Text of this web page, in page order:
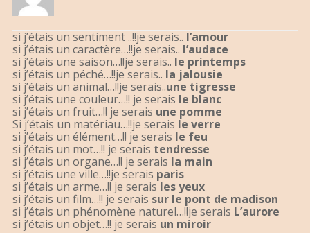
si j’étais un sentiment ..!!je serais.. l’amour
si j’étais un caractère…!!je serais.. l’audace
si j’étais une saison…!!je serais.. le printemps
si j’étais un péché…!!je serais.. la jalousie
si j’étais un animal…!!je serais..une tigresse
si j’étais une couleur…!! je serais le blanc
si j’étais un fruit…!! je serais une pomme
Si j’étais un matériau…!!je serais le verre
si j’étais un élément…!! je serais le feu
si j’étais un mot…!! je serais tendresse
si j’étais un organe…!! je serais la main
si j’étais une ville…!!je serais paris
si j’étais un arme…!! je serais les yeux
si j’étais un film…!! je serais sur le pont de madison
si j’étais un phénomène naturel…!!je serais L’aurore
si j’étais un objet…!! je serais un miroir